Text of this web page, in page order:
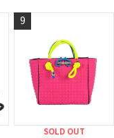
9
SOLD OUT